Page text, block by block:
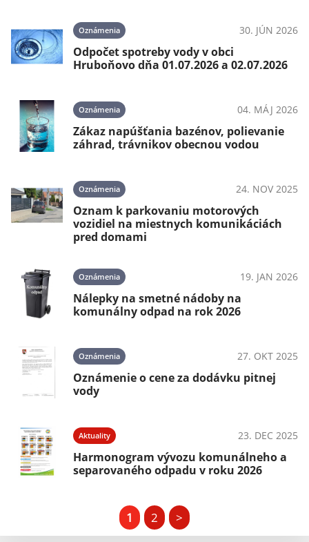
Oznámenia 30. JÚN 2026
Odpočet spotreby vody v obci
Hruboňovo dňa 01.07.2026 a 02.07.2026
Oznámenia 04. MÁJ 2026
Zákaz napúšťania bazénov, polievanie
záhrad, trávnikov obecnou vodou
Oznámenia 24. NOV 2025
Oznam k parkovaniu motorových
vozidiel na miestnych komunikáciách
pred domami
Oznámenia 19. JAN 2026
Nálepky na smetné nádoby na
komunálny odpad na rok 2026
Oznámenia 27. OKT 2025
Oznámenie o cene za dodávku pitnej
vody
Aktuality 23. DEC 2025
Harmonogram vývozu komunálneho a
separovaného odpadu v roku 2026
1 2 >